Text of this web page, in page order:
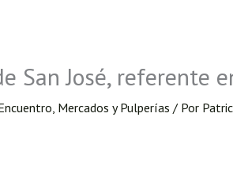
San José, referente
Mercados y Pulperías / Por